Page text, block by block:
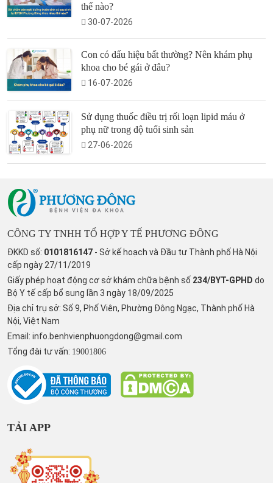
thế nào?
30-07-2026
Con có dấu hiệu bất thường? Nên khám phụ
khoa cho bé gái ở đâu?
16-07-2026
Sử dụng thuốc điều trị rối loạn lipid máu ở
phụ nữ trong độ tuổi sinh sản
27-06-2026
CÔNG TY TNHH TỔ HỢP Y TẾ PHƯƠNG ĐÔNG
ĐKKD số: 0101816147 - Sở kế hoạch và Đầu tư Thành phố Hà Nội
cấp ngày 27/11/2019
Giấy phép hoạt động cơ sở khám chữa bệnh số 234/BYT-GPHD do
Bộ Y tế cấp bổ sung lần 3 ngày 18/09/2025
Địa chỉ trụ sở: Số 9, Phố Viên, Phường Đông Ngạc, Thành phố Hà
Nội, Việt Nam
Email: info.benhvienphuongdong@gmail.com
Tổng đài tư vấn: 19001806
TẢI APP